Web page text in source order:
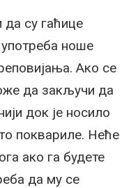
су гаћице
употреба ноше
Ако се
да закључи да
док је носило
поквариле. Неће
ако га будете
да му се